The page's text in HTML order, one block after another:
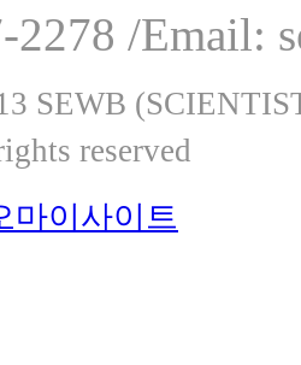
2278 /Email:
SEWB
reserved
마이사이트